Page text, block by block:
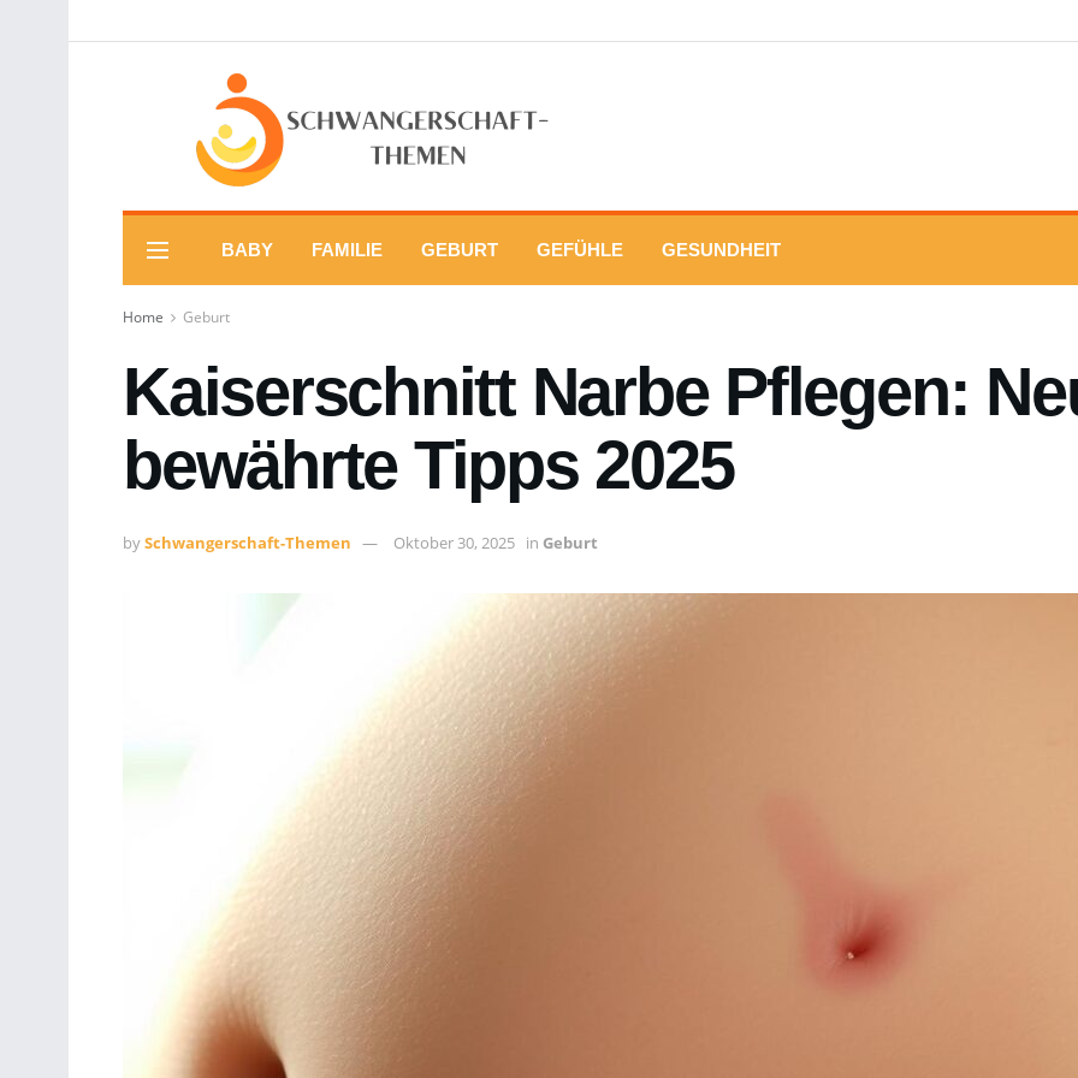
BABY FAMILIE GEBURT GEFÜHLE GESUNDHEIT
Home Geburt
Kaiserschnitt Narbe Pflegen:
bewährte Tipps 2025
bySchwangerschaft-Themen Oktober 30, 2025 in Geburt